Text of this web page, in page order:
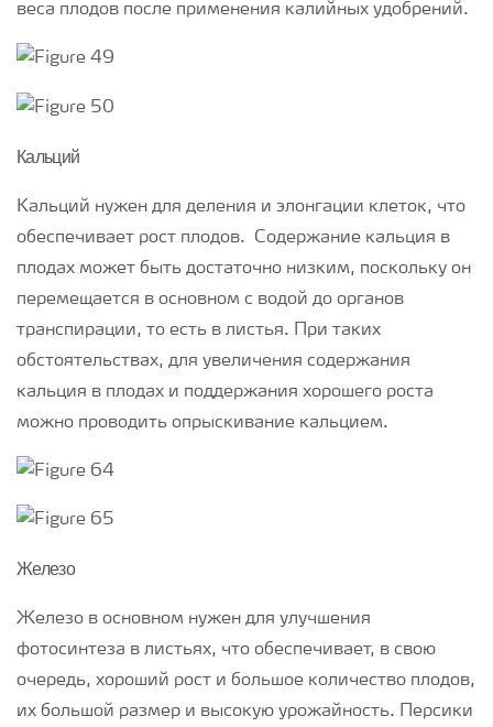
веса плодов после применения калийных удобрений.
Кальций
Кальций нужен для деления и элонгации клеток, что
обеспечивает рост плодов. Содержание кальция в
плодах может быть достаточно низким, поскольку он
перемещается в основном с водой до органов
транспирации, то есть в листья. При таких
обстоятельствах, для увеличения содержания
кальция в плодах и поддержания хорошего роста
можно проводить опрыскивание кальцием.
Железо
Железо в основном нужен для улучшения
фотосинтеза в листьях, что обеспечивает, в свою
очередь, хороший рост и большое количество плодов,
их большой размер и высокую урожайность. Персики